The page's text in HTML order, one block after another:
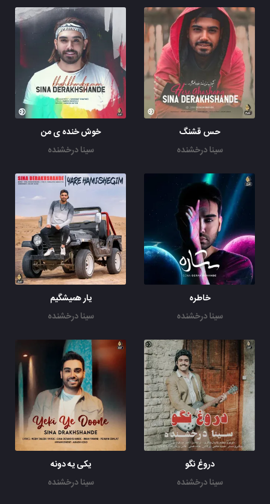
حس قشنگ
سینا درخشنده
خوش خنده ی من
سینا درخشنده
خاطره
سینا درخشنده
یار همیشگیم
سینا درخشنده
دروغ نگو
سینا درخشنده
یکی یه دونه
سینا درخشنده